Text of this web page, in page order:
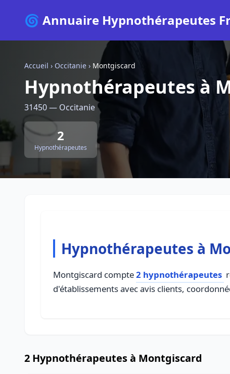
🌀 Annuaire Hypnothérapeutes
Accueil › Occitanie › Montgiscard
Hypnothérapeutes à
31450 — Occitanie
2
Hypnothérapeutes
Hypnothérapeutes à
Montgiscard compte2 hypnothérapeutes
d'établissements avec avis clients,
2 Hypnothérapeutes à Montgiscard